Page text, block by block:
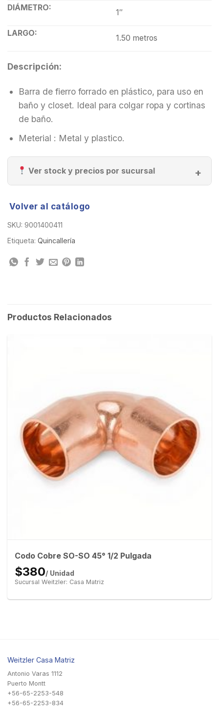
DIÁMETRO:
1″
LARGO:
1.50 metros
Descripción:
Barra de fierro forrado en plástico, para uso en
baño y closet. Ideal para colgar ropa y cortinas
de baño.
Meterial : Metal y plastico.
Ver stock y precios por sucursal
Volver al catálogo
SKU: 9001400411
Etiqueta: Quincallería
Productos Relacionados
Codo Cobre SO-SO 45° 1/2 Pulgada
$380/ Unidad
Sucursal Weitzler: Casa Matriz
Weitzler Casa Matriz
Antonio Varas 1112
Puerto Montt
+56-65-2253-548
+56-65-2253-834